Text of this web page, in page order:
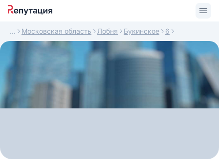
Московская область Лобня Букинское 6